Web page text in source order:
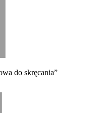
do skręcania”